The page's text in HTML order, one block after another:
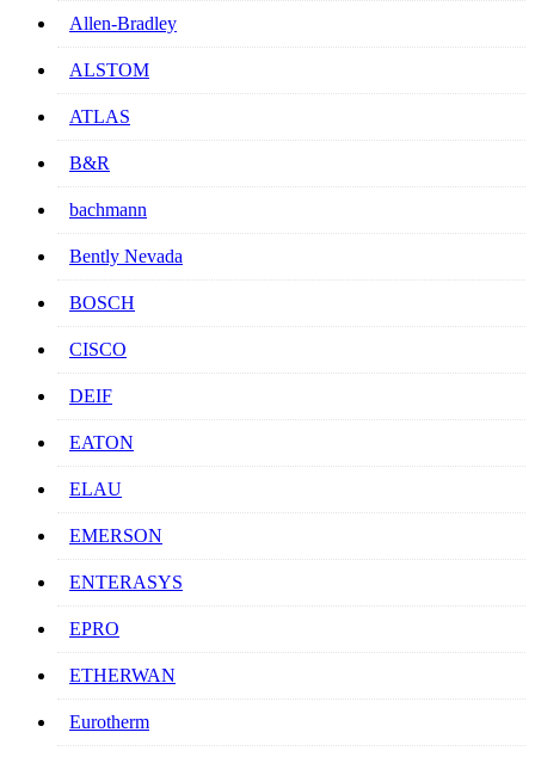
Allen-Bradley
ALSTOM
ATLAS
B&R
bachmann
Bently Nevada
BOSCH
CISCO
DEIF
EATON
ELAU
EMERSON
ENTERASYS
EPRO
ETHERWAN
Eurotherm